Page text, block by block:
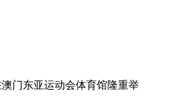
门东亚运动会体育馆隆重举